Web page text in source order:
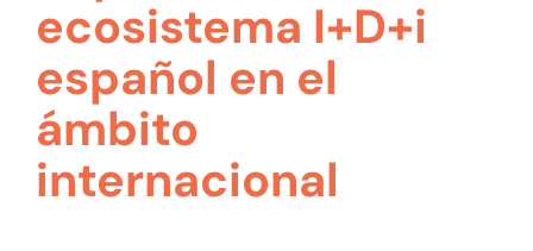
ecosistema I+D+i
español en el
ámbito
internacional